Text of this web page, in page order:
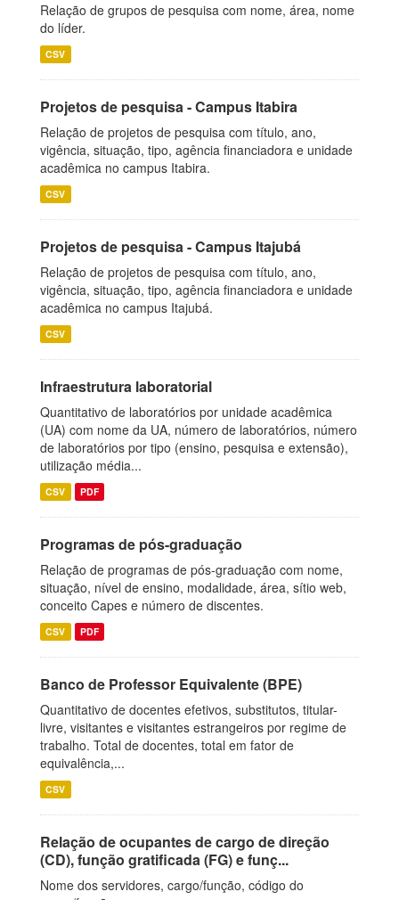
Relação de grupos de pesquisa com nome, área, nome
do líder.
CSV
Projetos de pesquisa - Campus Itabira
Relação de projetos de pesquisa com título, ano,
vigência, situação, tipo, agência financiadora e unidade
acadêmica no campus Itabira.
CSV
Projetos de pesquisa - Campus Itajubá
Relação de projetos de pesquisa com título, ano,
vigência, situação, tipo, agência financiadora e unidade
acadêmica no campus Itajubá.
CSV
Infraestrutura laboratorial
Quantitativo de laboratórios por unidade acadêmica
(UA) com nome da UA, número de laboratórios, número
de laboratórios por tipo (ensino, pesquisa e extensão),
utilização média...
CSV PDF
Programas de pós-graduação
Relação de programas de pós-graduação com nome,
situação, nível de ensino, modalidade, área, sítio web,
conceito Capes e número de discentes.
CSV PDF
Banco de Professor Equivalente (BPE)
Quantitativo de docentes efetivos, substitutos, titular-
livre, visitantes e visitantes estrangeiros por regime de
trabalho. Total de docentes, total em fator de
equivalência,...
CSV
Relação de ocupantes de cargo de direção
(CD), função gratificada (FG) e funç...
Nome dos servidores, cargo/função, código do